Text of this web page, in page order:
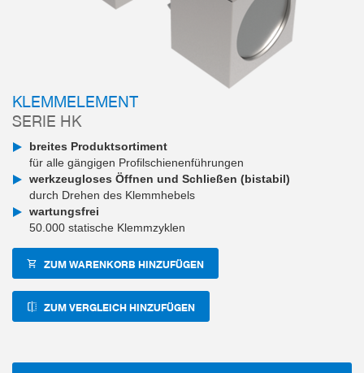
KLEMMELEMENT
SERIE HK
breites Produktsortiment
für alle gängigen Profilschienenführungen
werkzeugloses Öffnen und Schließen (bistabil)
durch Drehen des Klemmhebels
wartungsfrei
50.000 statische Klemmzyklen
ZUM WARENKORB HINZUFÜGEN
ZUM VERGLEICH HINZUFÜGEN